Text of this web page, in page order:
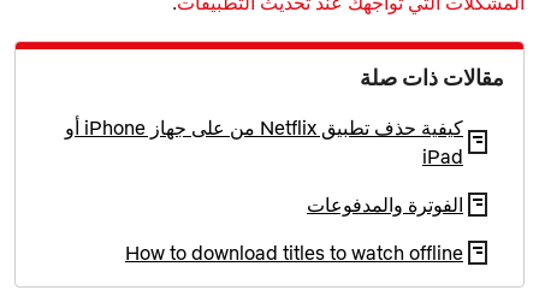
مقالات ذات صلة
كيفية حذف تطبيق Netflix من على جهاز iPhone أو
iPad
الفوترة والمدفوعات
How to download titles to watch offline